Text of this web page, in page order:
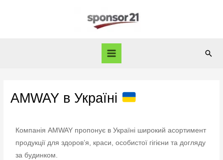
AMWAY в Україні
Компанія AMWAY пропонує в Україні широкий асортимент
продукції для здоров’я, краси, особистої гігієни та догляду
за будинком.